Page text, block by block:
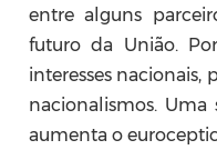
entre alguns
futuro da União.
interesses
nacionalismos.
aumenta o